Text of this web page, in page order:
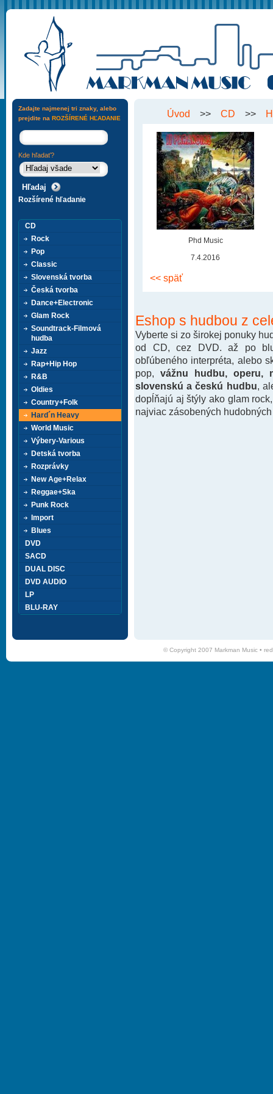
Úvod >> CD >>
Phd Music
7.4.2016
<< späť
Eshop s hudbou z
Vyberte si zo širokej ponuky
od CD, cez DVD. až po
obľúbeného interpréta, alebo
pop, vážnu hudbu, operu,
slovenskú a českú hudbu ,
dopĺňajú aj štýly ako glam
najviac zásobených
Zadajte najmenej tri znaky, alebo
prejdite na ROZŠÍRENÉ HĽADANIE
Kde hľadať?
Rozšírené hľadanie
CD
Rock
Pop
Classic
Slovenská tvorba
Česká tvorba
Dance+Electronic
Glam Rock
Soundtrack-Filmová
hudba
Jazz
Rap+Hip Hop
R&B
Oldies
Country+Folk
Hard´n Heavy
World Music
Výbery-Various
Detská tvorba
Rozprávky
New Age+Relax
Reggae+Ska
Punk Rock
Import
Blues
DVD
SACD
DUAL DISC
DVD AUDIO
LP
BLU-RAY
© Copyright 2007 Markman Music •